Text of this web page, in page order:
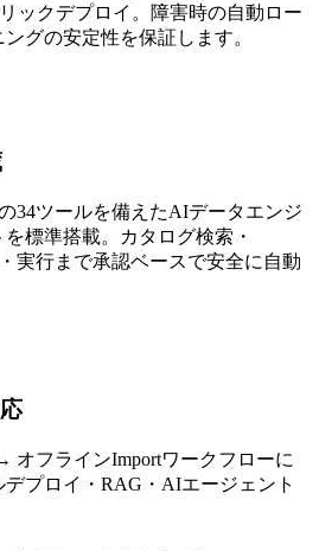
ックデプロイ。障害時の自動ロー
グの安定性を保証します。
34ツールを備えたAIデータエンジ
標準搭載。カタログ検索・
実行まで承認ベースで安全に自動
フラインImportワークフローに
プロイ・RAG・AIエージェント